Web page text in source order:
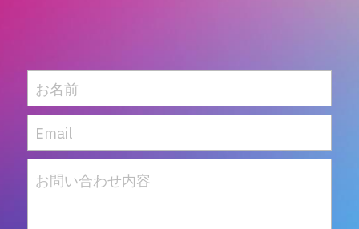
お名前
Email
お問い合わせ内容